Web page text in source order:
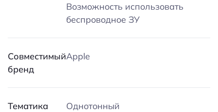
Возможность использовать
беспроводное ЗУ
Совместимый
бренд
Apple
Тематика
Однотонный